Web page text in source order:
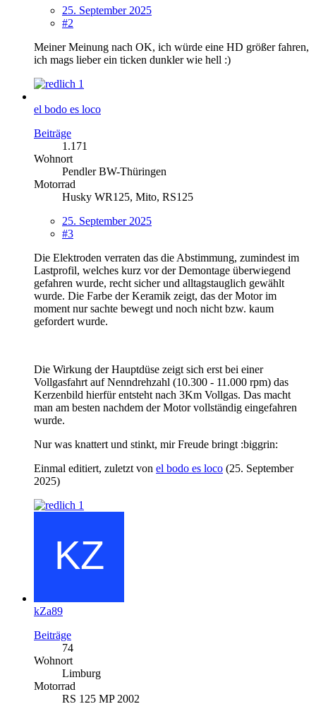
25. September 2025
#2
Meiner Meinung nach OK, ich würde eine HD größer fahren,
ich mags lieber ein ticken dunkler wie hell :)
1
el bodo es loco
Beiträge
1.171
Wohnort
Pendler BW-Thüringen
Motorrad
Husky WR125, Mito, RS125
25. September 2025
#3
Die Elektroden verraten das die Abstimmung, zumindest im
Lastprofil, welches kurz vor der Demontage überwiegend
gefahren wurde, recht sicher und alltagstauglich gewählt
wurde. Die Farbe der Keramik zeigt, das der Motor im
moment nur sachte bewegt und noch nicht bzw. kaum
gefordert wurde.
Die Wirkung der Hauptdüse zeigt sich erst bei einer
Vollgasfahrt auf Nenndrehzahl (10.300 - 11.000 rpm) das
Kerzenbild hierfür entsteht nach 3Km Vollgas. Das macht
man am besten nachdem der Motor vollständig eingefahren
wurde.
Nur was knattert und stinkt, mir Freude bringt :biggrin:
Einmal editiert, zuletzt von el bodo es loco (25. September
2025)
1
kZa89
Beiträge
74
Wohnort
Limburg
Motorrad
RS 125 MP 2002